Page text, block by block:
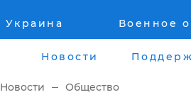
Украина Военное
Города
Новости
Новости Общество